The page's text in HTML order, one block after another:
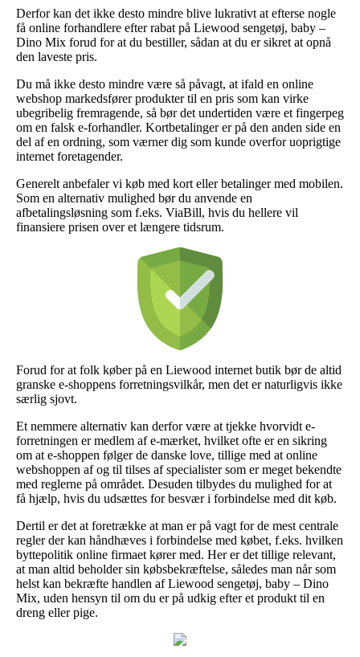
Derfor kan det ikke desto mindre blive lukrativt at efterse nogle
få online forhandlere efter rabat på Liewood sengetøj, baby –
Dino Mix forud for at du bestiller, sådan at du er sikret at opnå
den laveste pris.
Du må ikke desto mindre være så påvagt, at ifald en online
webshop markedsfører produkter til en pris som kan virke
ubegribelig fremragende, så bør det undertiden være et fingerpeg
om en falsk e-forhandler. Kortbetalinger er på den anden side en
del af en ordning, som værner dig som kunde overfor uoprigtige
internet foretagender.
Generelt anbefaler vi køb med kort eller betalinger med mobilen.
Som en alternativ mulighed bør du anvende en
afbetalingsløsning som f.eks. ViaBill, hvis du hellere vil
finansiere prisen over et længere tidsrum.
Forud for at folk køber på en Liewood internet butik bør de altid
granske e-shoppens forretningsvilkår, men det er naturligvis ikke
særlig sjovt.
Et nemmere alternativ kan derfor være at tjekke hvorvidt e-
forretningen er medlem af e-mærket, hvilket ofte er en sikring
om at e-shoppen følger de danske love, tillige med at online
webshoppen af og til tilses af specialister som er meget bekendte
med reglerne på området. Desuden tilbydes du mulighed for at
få hjælp, hvis du udsættes for besvær i forbindelse med dit køb.
Dertil er det at foretrække at man er på vagt for de mest centrale
regler der kan håndhæves i forbindelse med købet, f.eks. hvilken
byttepolitik online firmaet kører med. Her er det tillige relevant,
at man altid beholder sin købsbekræftelse, således man når som
helst kan bekræfte handlen af Liewood sengetøj, baby – Dino
Mix, uden hensyn til om du er på udkig efter et produkt til en
dreng eller pige.